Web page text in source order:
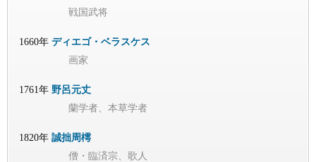
戦国武将
1660年 ディエゴ・ベラスケス
画家
1761年 野呂元丈
蘭学者、本草学者
1820年 誠拙周樗
僧・臨済宗、歌人